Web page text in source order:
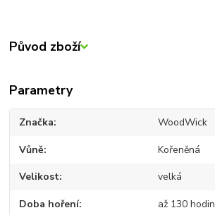
Původ zboží
Parametry
Značka WoodWick
Vůně Kořeněná
Velikost velká
Doba hoření až 130 hodin